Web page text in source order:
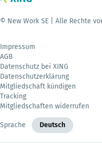
© New Work SE | Alle Rechte
Impressum
AGB
Datenschutz bei XING
Datenschutzerklärung
Mitgliedschaft kündigen
Tracking
Mitgliedschaften widerrufen
Sprache Deutsch